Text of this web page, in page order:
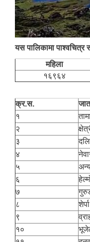
यस पालिकामा
महिला
१६९६४
क्र.स.
१
२
३
४
५
६
७
८
शेर्पा
९
१०